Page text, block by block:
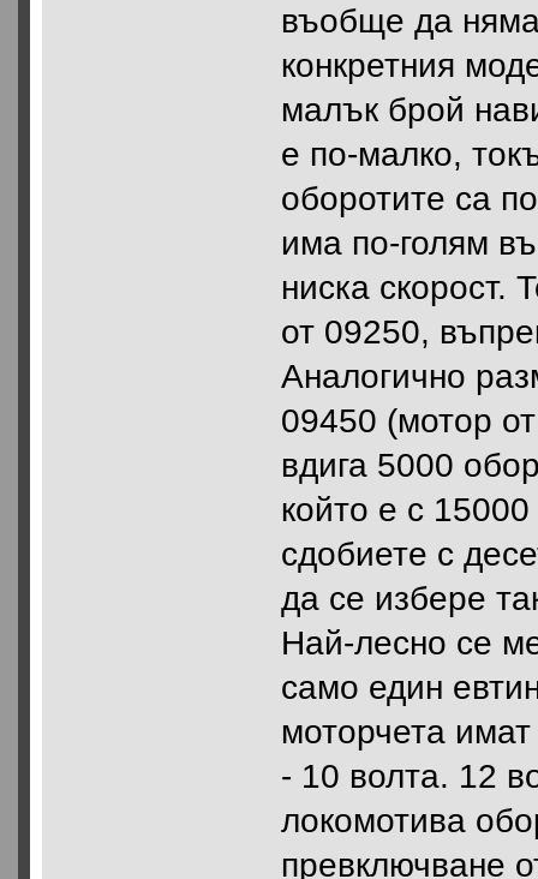
въобще да
конкретния
малък брой
е по-малко,
оборотите са
има по-голям
ниска скорост.
от 09250,
Аналогично
09450 (мотор
вдига 5000
който е с
сдобиете с
да се избере
Най-лесно се
само един
моторчета
- 10 волта. 12
локомотива
превключване